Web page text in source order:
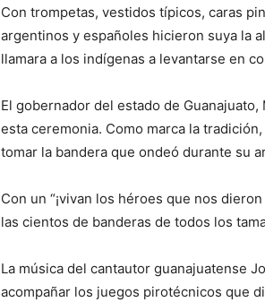
Con trompetas, vestidos típicos, caras
argentinos y españoles hicieron suya la
llamara a los indígenas a levantarse en
El gobernador del estado de
esta ceremonia. Como marca la
tomar la bandera que ondeó durante su
Con un “¡vivan los héroes que nos
las cientos de banderas de todos los
La música del cantautor guanajuatense
acompañar los juegos pirotécnicos que